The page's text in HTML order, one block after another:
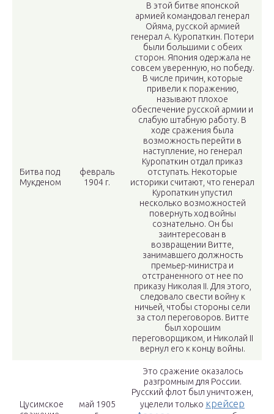
Битва под
Мукденом
февраль
1904 г.
В этой битве японской
армией командовал генерал
Ойяма, русской армией
генерал А. Куропаткин. Потери
были большими с обеих
сторон. Япония одержала не
совсем уверенную, но победу.
В числе причин, которые
привели к поражению,
называют плохое
обеспечение русской армии и
слабую штабную работу. В
ходе сражения была
возможность перейти в
наступление, но генерал
Куропаткин отдал приказ
отступать. Некоторые
историки считают, что генерал
Куропаткин упустил
несколько возможностей
повернуть ход войны
сознательно. Он бы
заинтересован в
возвращении Витте,
занимавшего должность
премьер-министра и
отстраненного от нее по
приказу Николая II. Для этого,
следовало свести войну к
ничьей, чтобы стороны сели
за стол переговоров. Витте
был хорошим
переговорщиком, и Николай II
вернул его к концу войны.
Цусимское
май 1905
Это сражение оказалось
разгромным для России.
Русский флот был уничтожен,
уцелели только крейсер